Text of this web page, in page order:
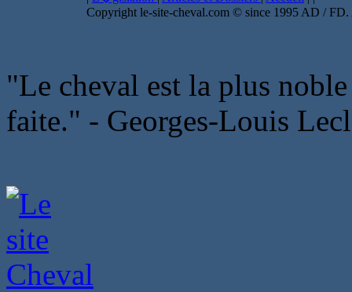
Copyright le-site-cheval.com © since 1995 AD / FD.
"Le cheval est la plus
faite." - Georges-Louis